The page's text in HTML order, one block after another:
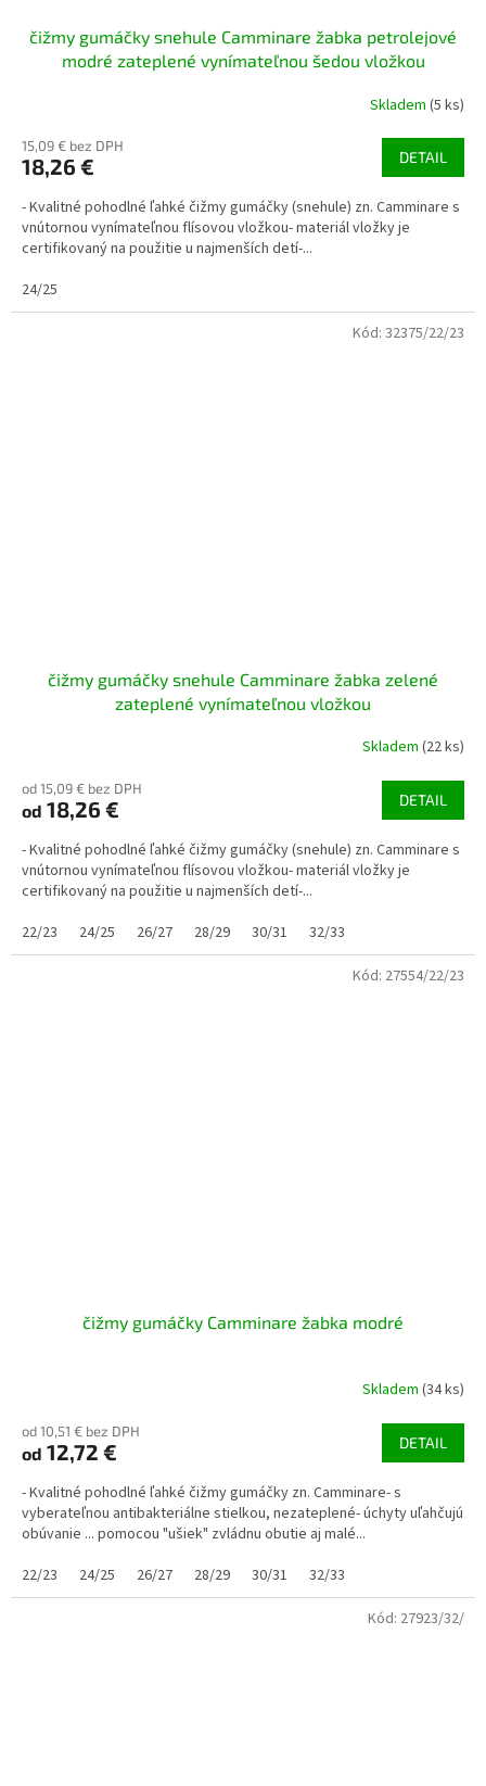
čižmy gumáčky snehule Camminare žabka petrolejové
modré zateplené vynímateľnou šedou vložkou
Skladem (5 ks)
15,09 € bez DPH
18,26 € DETAIL
- Kvalitné pohodlné ľahké čižmy gumáčky (snehule) zn. Camminare s
vnútornou vynímateľnou flísovou vložkou- materiál vložky je
certifikovaný na použitie u najmenších detí-...
24/25
čižmy gumáčky snehule Camminare žabka zelené
zateplené vynímateľnou vložkou
Skladem (22 ks)
od 15,09 € bez DPH
od 18,26 € DETAIL
- Kvalitné pohodlné ľahké čižmy gumáčky (snehule) zn. Camminare s
vnútornou vynímateľnou flísovou vložkou- materiál vložky je
certifikovaný na použitie u najmenších detí-...
22/23
24/25 26/27 28/29 30/31 32/33
Kód: 32375/22/23
čižmy gumáčky Camminare žabka modré
Skladem (34 ks)
od 10,51 € bez DPH
od 12,72 € DETAIL
- Kvalitné pohodlné ľahké čižmy gumáčky zn. Camminare- s
vyberateľnou antibakteriálne stielkou, nezateplené- úchyty uľahčujú
obúvanie ... pomocou "ušiek" zvládnu obutie aj malé...
22/23
24/25 26/27 28/29 30/31 32/33
Kód: 27554/22/23
Kód: 27923/32/